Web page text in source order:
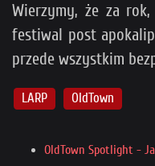
Wierzymy, że za
festiwal post
przede wszystkim
LARP OldTown
OldTown Spotlight -